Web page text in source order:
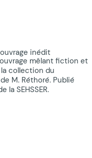
inédit
mêlant fiction et
collection du
M. Réthoré. Publié
la SEHSSER.